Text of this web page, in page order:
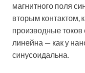
магнитного поля
вторым контактом,
производные токов
линейна — как у
синусоидальна.